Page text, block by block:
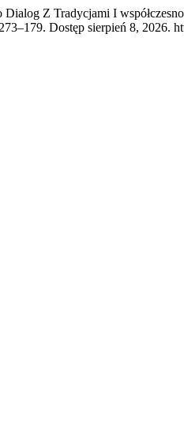
Z Tradycjami I
Dostęp sierpień 8, 2026.